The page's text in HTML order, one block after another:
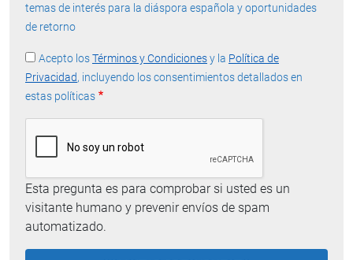
temas de interés para la diáspora española y oportunidades
de retorno
Acepto losTérminos y Condicionesy la Política de
Privacidad, incluyendo los consentimientos detallados en
estas políticas
Esta pregunta es para comprobar si usted es un
visitante humano y prevenir envíos de spam
automatizado.